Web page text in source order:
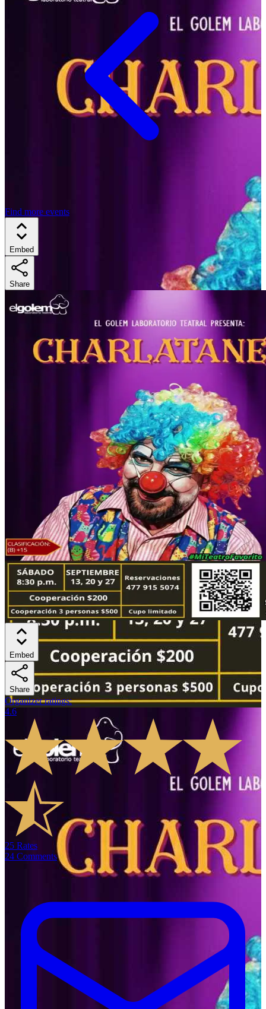
Find more events
Embed
Share
Embed
Share
Organizer ratings:
4.6
25 Rates
24 Comments